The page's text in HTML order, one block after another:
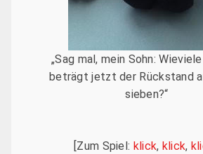
„Sag mal, mein Sohn:
beträgt jetzt der Rückstand
sieben?“
[Zum Spiel: klick, klick,